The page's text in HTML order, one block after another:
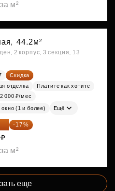
м²
44.2м²
2 корпус, 3 секция, 13
Скидка
отделка
Платите как хотите
000 ₽/мес
(1 и более) Ещё
₽ -17%
м²
еще